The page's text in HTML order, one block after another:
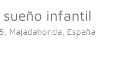
sueño infantil
Majadahonda, España